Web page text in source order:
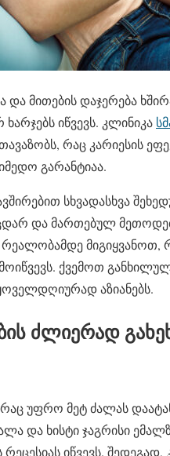
მითების დაჯერება
იწვევს. კლინიკა
რაც კარიესის
გარანტიაა.
სხვადასხვა
და მართებულ
რეალობამდე
ქვემოთ
აზიანებს.
ძლიერად
რაც უფრო მეტ ძალას
და ხისტი ჯაგრისი
იწვევს.